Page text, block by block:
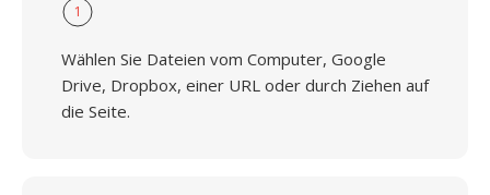
1
Wählen Sie Dateien vom Computer, Google
Drive, Dropbox, einer URL oder durch Ziehen auf
die Seite.